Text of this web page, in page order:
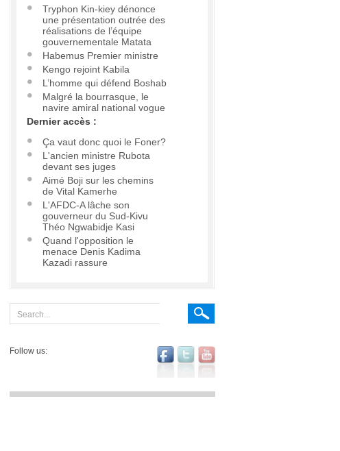
Tryphon Kin-kiey dénonce
une présentation outrée des
réalisations de l’équipe
gouvernementale Matata
Habemus Premier ministre
Kengo rejoint Kabila
L’homme qui défend Boshab
Malgré la bourrasque, le
navire amiral national vogue
Dernier accès :
Ça vaut donc quoi le Foner?
L'ancien ministre Rubota
devant ses juges
Aimé Boji sur les chemins
de Vital Kamerhe
L'AFDC-A lâche son
gouverneur du Sud-Kivu
Théo Ngwabidje Kasi
Quand l'opposition le
menace Denis Kadima
Kazadi rassure
Follow us: